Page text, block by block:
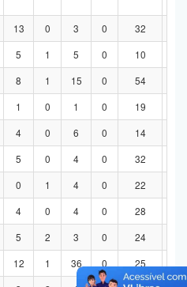
13 0 3 0 32
5 1 5 0 10
8 1 15 0 54
1 0 1 0 19
4 0 6 0 14
5 0 4 0 32
0 1 4 0 22
4 0 4 0 28
5 2 3 0 24
12 1 36 0 25